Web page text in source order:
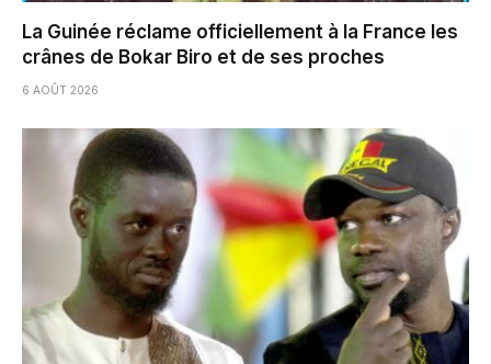
La Guinée réclame officiellement à la France les
crânes de Bokar Biro et de ses proches
6 AOÛT 2026